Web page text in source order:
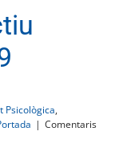
Psicològica,
| Comentaris